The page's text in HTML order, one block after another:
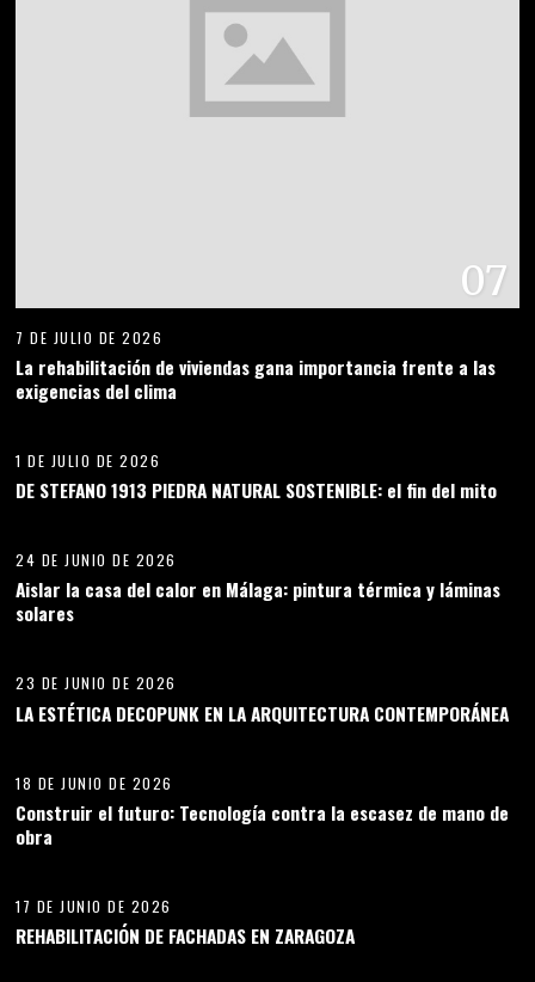
07
7 DE JULIO DE 2026
La rehabilitación de viviendas gana importancia frente a las
exigencias del clima
1 DE JULIO DE 2026
DE STEFANO 1913 PIEDRA NATURAL SOSTENIBLE: el fin del mito
09
24 DE JUNIO DE 2026
Aislar la casa del calor en Málaga: pintura térmica y láminas
solares
23 DE JUNIO DE 2026
LA ESTÉTICA DECOPUNK EN LA ARQUITECTURA CONTEMPORÁNEA
11
18 DE JUNIO DE 2026
Construir el futuro: Tecnología contra la escasez de mano de
obra
17 DE JUNIO DE 2026
REHABILITACIÓN DE FACHADAS EN ZARAGOZA